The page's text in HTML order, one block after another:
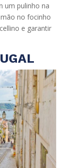
um pulinho na
mão no focinho
e garantir